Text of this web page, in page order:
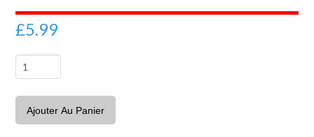
£5.99
quantité
S3
(F)
Ajouter Au Panier